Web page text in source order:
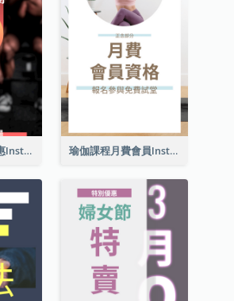
健身課程折扣優惠Instagram限時動態 瑜伽課程月費會員Instagram帖子